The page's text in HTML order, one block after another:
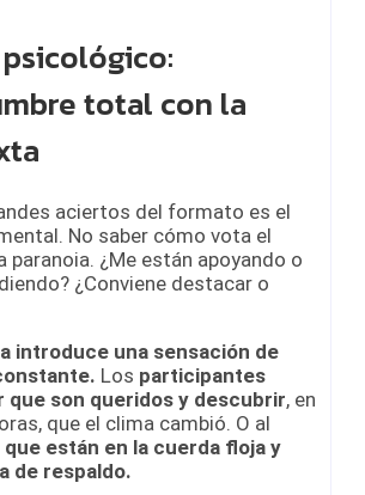
total con la
aciertos del formato es el
No saber cómo vota el
paranoia. ¿Me están apoyando o
¿Conviene destacar o
introduce una sensación de
Los participantes
que son queridos y descubrir, en
que el clima cambió. O al
que están en la cuerda floja y
de respaldo.